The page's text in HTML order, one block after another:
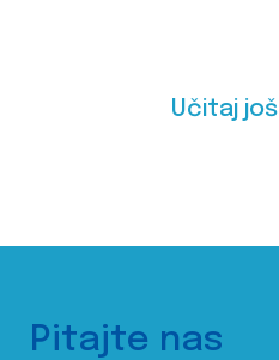
Učitaj još
Pitajte nas